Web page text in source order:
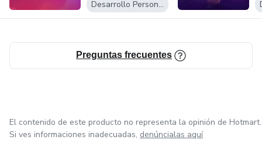
Desarrollo Personal
Preguntas frecuentes
El contenido de este producto no representa la opinión de Hotmart.
Si ves informaciones inadecuadas, denúncialas aquí